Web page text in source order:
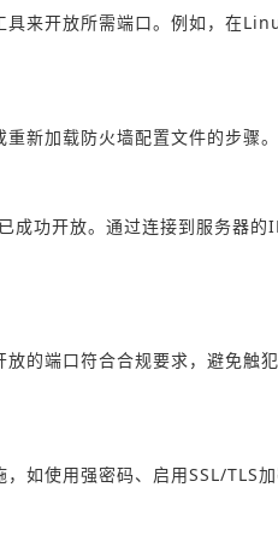
来开放所需端口。例如，在
新加载防火墙配置文件的步骤。
功开放。通过连接到服务器的
的端口符合合规要求，避免触
如使用强密码、启用SSL/TLS